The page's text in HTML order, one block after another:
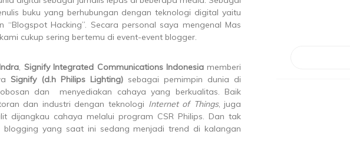
buku yang berhubungan dengan teknologi digital yaitu
“Blogspot Hacking”. Secara personal saya mengenal Mas
cukup sering bertemu di event-event blogger.
, Signify Integrated Communications Indonesiamemberi
Signify (d.h Philips Lighting) sebagai pemimpin dunia di
dan menyediakan cahaya yang berkualitas. Baik
dan industri dengan teknologi Internet of Things, juga
dijangkau cahaya melalui program CSR Philips. Dan tak
yang saat ini sedang menjadi trend di kalangan